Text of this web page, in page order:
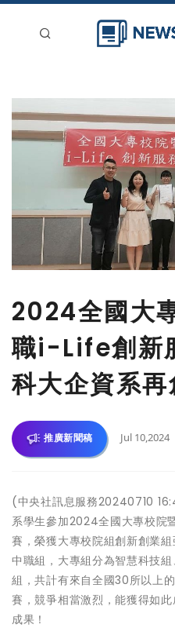
登入
刊登
2024全國大
職i-Life創新
科大企資系
推廣新聞稿 Jul 10,2024
(中央社訊息服務20240710
系學生參加2024全國大專校院
賽，榮獲大專校院組創新創業
中職組，大專組分為智慧科技
組，共計有來自全國30所以上
賽，競爭相當激烈，能獲得如
成果！